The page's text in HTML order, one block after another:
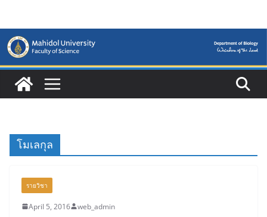
content
โมเลกุล
รายวิชา
April 5, 2016 web_admin